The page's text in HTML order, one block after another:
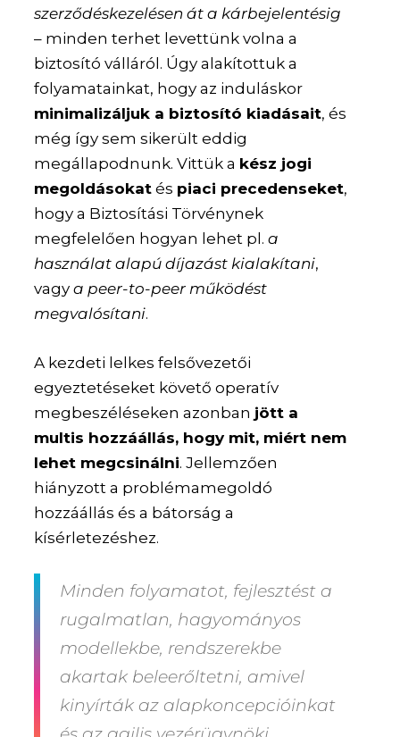
szerződéskezelésen át a kárbejelentésig
– minden terhet levettünk volna a
biztosító válláról. Úgy alakítottuk a
folyamatainkat, hogy az induláskor
minimalizáljuk a biztosító kiadásait, és
még így sem sikerült eddig
megállapodnunk. Vittük a kész jogi
megoldásokat és piaci precedenseket,
hogy a Biztosítási Törvénynek
megfelelően hogyan lehet pl.a
használat alapú díjazást kialakítani,
vagya peer-to-peer működést
megvalósítani.
A kezdeti lelkes felsővezetői
egyeztetéseket követő operatív
megbeszéléseken azonban jött a
multis hozzáállás, hogy mit, miért nem
lehet megcsinálni. Jellemzően
hiányzott a problémamegoldó
hozzáállás és a bátorság a
kísérletezéshez.
Minden folyamatot, fejlesztést a
rugalmatlan, hagyományos
modellekbe, rendszerekbe
akartak beleerőltetni, amivel
kinyírták az alapkoncepcióinkat